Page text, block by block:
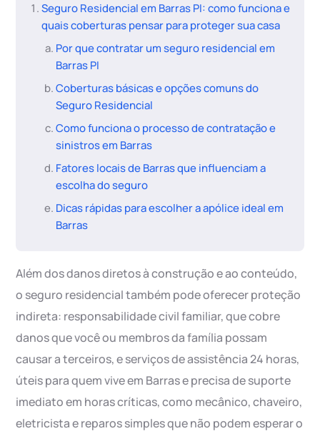
Seguro Residencial em Barras PI: como funciona e
quais coberturas pensar para proteger sua casa
Por que contratar um seguro residencial em
Barras PI
Coberturas básicas e opções comuns do
Seguro Residencial
Como funciona o processo de contratação e
sinistros em Barras
Fatores locais de Barras que influenciam a
escolha do seguro
Dicas rápidas para escolher a apólice ideal em
Barras
Além dos danos diretos à construção e ao conteúdo,
o seguro residencial também pode oferecer proteção
indireta: responsabilidade civil familiar, que cobre
danos que você ou membros da família possam
causar a terceiros, e serviços de assistência 24 horas,
úteis para quem vive em Barras e precisa de suporte
imediato em horas críticas, como mecânico, chaveiro,
eletricista e reparos simples que não podem esperar o